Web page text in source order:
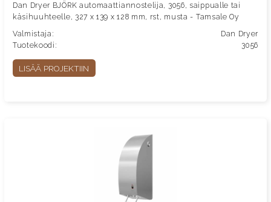
Dan Dryer BJÖRK automaattiannostelija, 3056, saippualle tai
käsihuuhteelle, 327 x 139 x 128 mm, rst, musta - Tamsale Oy
Valmistaja:
Dan Dryer
Tuotekoodi:
3056
LISÄÄ PROJEKTIIN